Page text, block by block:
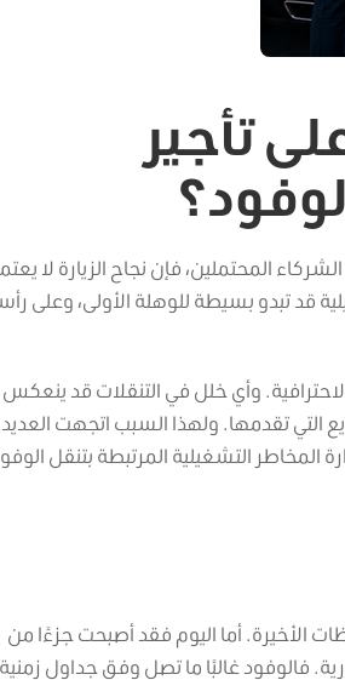
تأجير
المحتملين، فإن نجاح الزيارة لا
قد تبدو بسيطة للوهلة الأولى، وعلى
وأي خلل في التنقلات قد ينعكس
التي تقدمها. ولهذا السبب اتجهت
المخاطر التشغيلية المرتبطة بتنقل
الأخيرة. أما اليوم فقد أصبحت جزءًا من
فالوفود غالبًا ما تصل وفق جداول زمنية